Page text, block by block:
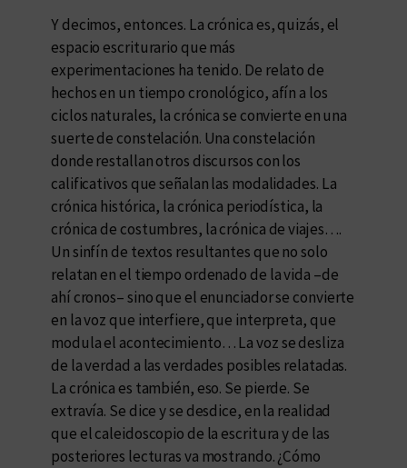
Y decimos, entonces. La crónica es, quizás, el
espacio escriturario que más
experimentaciones ha tenido. De relato de
hechos en un tiempo cronológico, afín a los
ciclos naturales, la crónica se convierte en una
suerte de constelación. Una constelación
donde restallan otros discursos con los
calificativos que señalan las modalidades. La
crónica histórica, la crónica periodística, la
crónica de costumbres, la crónica de viajes….
Un sinfín de textos resultantes que no solo
relatan en el tiempo ordenado de la vida –de
ahí cronos– sino que el enunciador se convierte
en la voz que interfiere, que interpreta, que
modula el acontecimiento… La voz se desliza
de la verdad a las verdades posibles relatadas.
La crónica es también, eso. Se pierde. Se
extravía. Se dice y se desdice, en la realidad
que el caleidoscopio de la escritura y de las
posteriores lecturas va mostrando. ¿Cómo